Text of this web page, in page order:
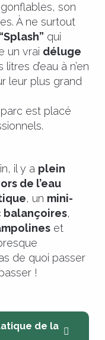
son
À ne surtout
qui
un vrai déluge
d’eau à n’en
leur plus grand
est placé
il y a plein
de l’eau
, un mini-
balançoires,
et
de quoi passer
!
de la